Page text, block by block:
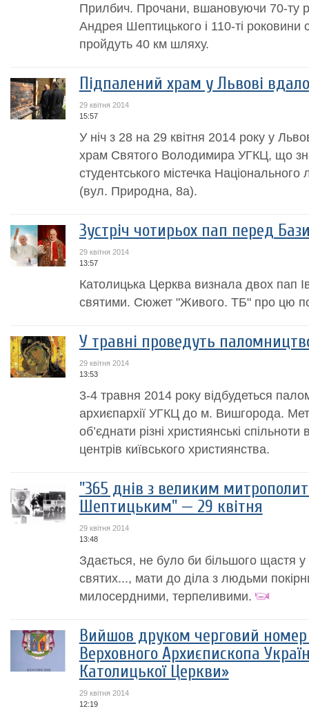
Прилбич. Прочани, вшановуючи 70-ту
Андрея Шептицького і 110-ті роковини
пройдуть 40 км шляху.
Підпалений храм у Львові
29 квітня 2014
15:57
У ніч з 28 на 29 квітня 2014 року у
храм Святого Володимира УГКЦ, що
студентського містечка Національного
(вул. Природна, 8а).
Зустріч чотирьох пап перед
29 квітня 2014
13:57
Католицька Церква визнала двох пап
святими. Сюжет "Живого. ТБ" про цю
У травні проведуть
29 квітня 2014
13:53
3-4 травня 2014 року відбудеться
архиєпархії УГКЦ до м. Вишгорода.
об’єднати різні християнські
центрів київського християнства.
"365 днів з великим
Шептицьким" — 29 квітня
29 квітня 2014
13:48
Здається, не було би більшого щастя
святих..., мати до діла з людьми
милосердними, терпеливими.
Вийшов друком черговий номер
Верховного Архиєпископа
Католицької Церкви»
29 квітня 2014
12:19